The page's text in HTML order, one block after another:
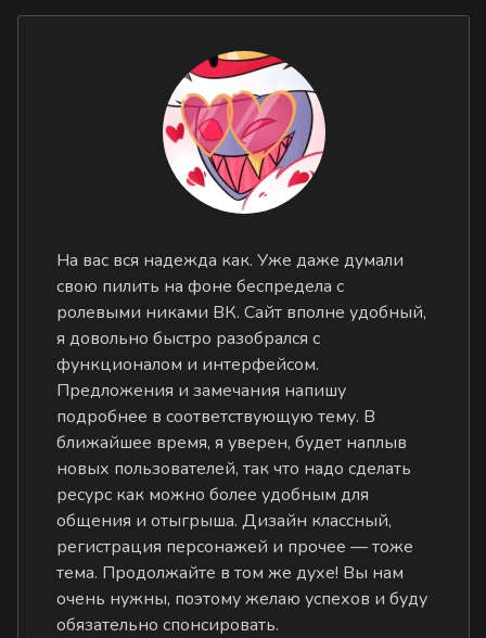
На вас вся надежда как. Уже даже думали
свою пилить на фоне беспредела с
ролевыми никами ВК. Сайт вполне удобный,
я довольно быстро разобрался с
функционалом и интерфейсом.
Предложения и замечания напишу
подробнее в соответствующую тему. В
ближайшее время, я уверен, будет наплыв
новых пользователей, так что надо сделать
ресурс как можно более удобным для
общения и отыгрыша. Дизайн классный,
регистрация персонажей и прочее — тоже
тема. Продолжайте в том же духе! Вы нам
очень нужны, поэтому желаю успехов и буду
обязательно спонсировать.